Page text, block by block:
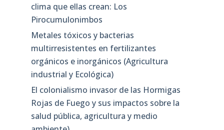
clima que ellas crean: Los
Pirocumulonimbos
Metales tóxicos y bacterias
multirresistentes en fertilizantes
orgánicos e inorgánicos (Agricultura
industrial y Ecológica)
El colonialismo invasor de las Hormigas
Rojas de Fuego y sus impactos sobre la
salud pública, agricultura y medio